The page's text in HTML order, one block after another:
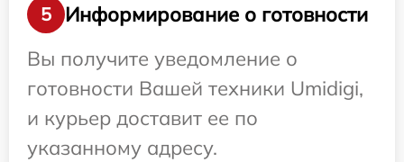
5
Информирование о готовности
Вы получите уведомление о
готовности Вашей техники Umidigi,
и курьер доставит ее по
указанному адресу.